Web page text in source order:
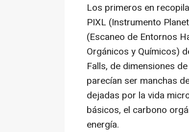
Los primeros en
PIXL (Instrumento
(Escaneo de Entornos
Orgánicos y Químicos)
Falls, de dimensiones
parecían ser manchas
dejadas por la vida
básicos, el carbono
energía.